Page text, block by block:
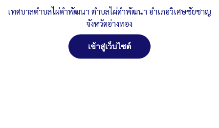
จัดการ การอนุญาตใช้งาน Cookies
เว็บไซต์ เทศบาลตำบลไผ่ดำพัฒนา ตำบลไผ่ดำพัฒนา อำเภอ
วิเศษชัยชาญ จังหวัดอ่างทอง (www.phaidum.go.th) มีการใช้งาน
เทคโนโลยีคุกกี้ หรือ เทคโนโลยีอื่นที่มีลักษณะใกล้เคียงกันกับคุกกี้ บน
เว็บไซต์ของเรา โปรดศึกษา นโยบายการใช้คุกกี้ และ นโยบายความเป็น
เทศบาลตำบลไผ่ดำพัฒนา ตำบลไผ่ดำพัฒนา อำเภอวิเศษชัยชาญ
จังหวัดอ่างทอง
เข้าสู่เว็บไซต์